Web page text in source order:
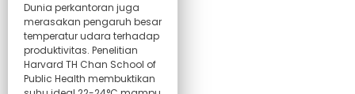
Dunia perkantoran juga
merasakan pengaruh besar
temperatur udara terhadap
produktivitas. Penelitian
Harvard TH Chan School of
Public Health membuktikan